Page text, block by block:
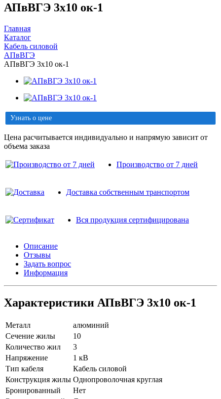
АПвВГЭ 3х10 ок-1
Главная
Каталог
Кабель силовой
АПвВГЭ
АПвВГЭ 3х10 ок-1
Узнать о цене
Цена расчитывается индивидуально и напрямую зависит от
объема заказа
Производство от 7 дней
Доставка собственным транспортом
Вся продукция сертифицирована
Описание
Отзывы
Задать вопрос
Информация
Характеристики АПвВГЭ 3х10 ок-1
Металл
алюминий
Сечение жилы
10
Количество жил
3
Напряжение
1 кВ
Тип кабеля
Кабель силовой
Конструкция жилы Однопроволочная круглая
Бронированный
Нет